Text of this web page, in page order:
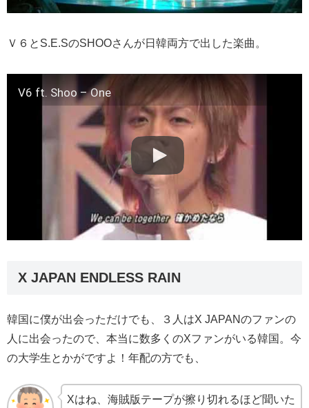
Ｖ６とS.E.SのSHOOさんが日韓両方で出した楽曲。
V6 ft. Shoo – One
X JAPAN ENDLESS RAIN
韓国に僕が出会っただけでも、３人はX JAPANのファンの
人に出会ったので、本当に数多くのXファンがいる韓国。今
の大学生とかがですよ！年配の方でも、
Xはね、海賊版テープが擦り切れるほど聞いた